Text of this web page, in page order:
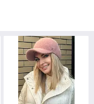
найкращі моделі